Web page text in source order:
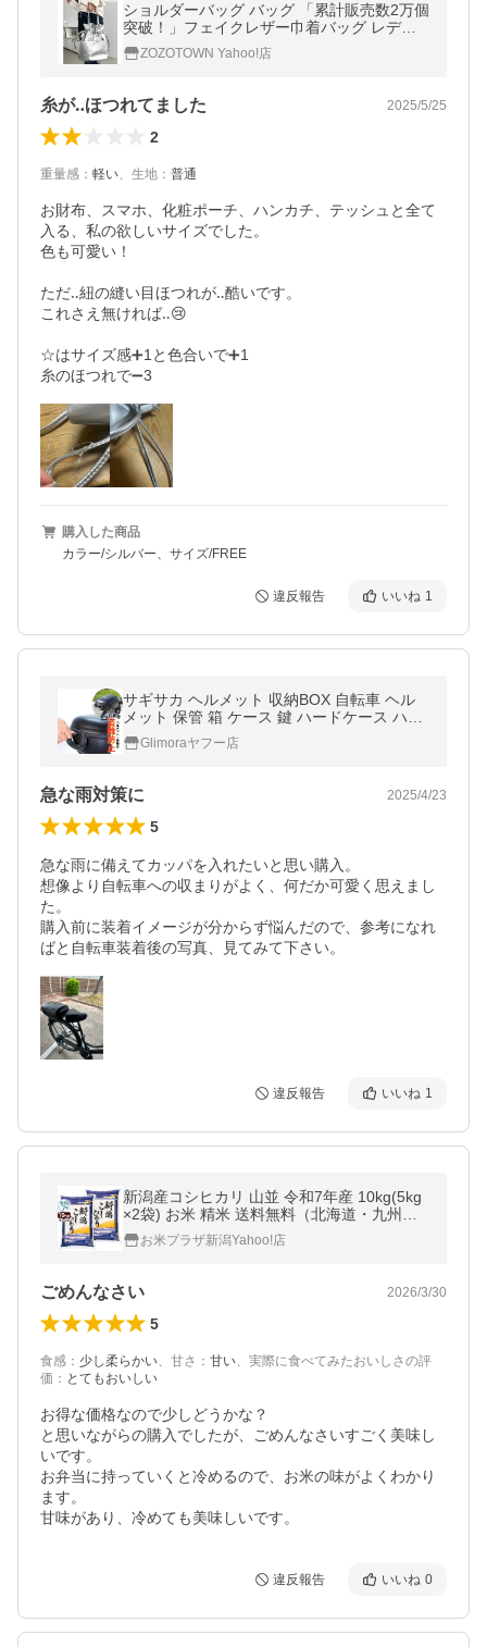
ショルダーバッグ バッグ 「累計販売数2万個
突破！」フェイクレザー巾着バッグ レディ
ースZOZOTOWN Yahoo!店
糸が‥ほつれてました 2025/5/25
2
重量感 ： 軽い、 生地 ： 普通
お財布、スマホ、化粧ポーチ、ハンカチ、テッシュと全て
入る、私の欲しいサイズでした。
色も可愛い！
ただ‥紐の縫い目ほつれが‥酷いです。
これさえ無ければ‥😢
☆はサイズ感➕1と色合いで➕1
糸のほつれで➖3
購入した商品
カラー/シルバー、サイズ/FREE
違反報告 いいね 1
サギサカ ヘルメット 収納BOX 自転車 ヘル
メット 保管 箱 ケース 鍵 ハードケース ハー
ド はこ 収納 盗難防止 ブラック カゴ 荷台 取
付 ヘルメットケース 防犯
Glimoraヤフー店
急な雨対策に 2025/4/23
5
急な雨に備えてカッパを入れたいと思い購入。
想像より自転車への収まりがよく、何だか可愛く思えまし
た。
購入前に装着イメージが分からず悩んだので、参考になれ
ばと自転車装着後の写真、見てみて下さい。
違反報告 いいね 1
新潟産コシヒカリ 山並 令和7年産 10kg(5kg
×2袋) お米 精米 送料無料（北海道・九州・
沖縄除く）まとめ買い
お米プラザ新潟Yahoo!店
ごめんなさい 2026/3/30
5
食感 ： 少し柔らかい、 甘さ ： 甘い、 実際に食べてみたおいしさの評
価 ： とてもおいしい
お得な価格なので少しどうかな？
と思いながらの購入でしたが、ごめんなさいすごく美味し
いです。
お弁当に持っていくと冷めるので、お米の味がよくわかり
ます。
甘味があり、冷めても美味しいです。
違反報告 いいね 0